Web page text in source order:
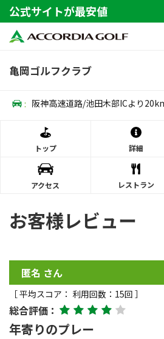
公式サイトが最安値
亀岡ゴルフクラブ
: 阪神高速道路/池田木部ICより
トップ 詳細
アクセス レストラン
お客様レビュー
匿名 さん
［ 平均スコア： 利用回数：15回 ］
総合評価：
年寄りのプレー